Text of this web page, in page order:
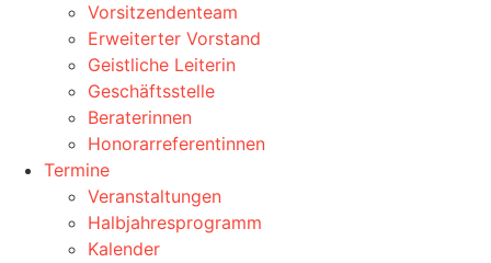
Vorsitzendenteam
Erweiterter Vorstand
Geistliche Leiterin
Geschäftsstelle
Beraterinnen
Honorarreferentinnen
Termine
Veranstaltungen
Halbjahresprogramm
Kalender